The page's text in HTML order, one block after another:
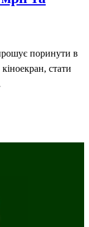
поринути в
стати